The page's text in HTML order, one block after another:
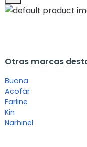
Otras marcas
Buona
Acofar
Farline
Kin
Narhinel